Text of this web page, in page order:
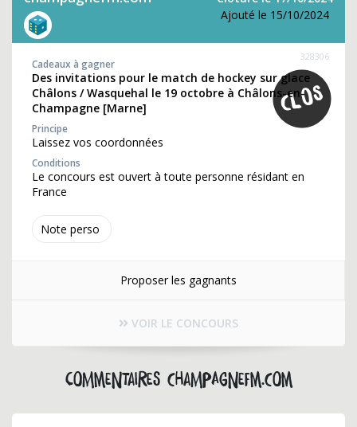
Ajouté le 15/10/2024
Note perso
328306
Cadeaux à gagner
Des invitations pour le match de hockey sur glace
Châlons / Wasquehal le 19 octobre à Châlons-en-
Champagne [Marne]
Principe
Laissez vos coordonnées
Conditions
Le concours est ouvert à toute personne résidant en
France
Proposer les gagnants
VOIR LE CONCOURS
Commentaires champagnefm.com